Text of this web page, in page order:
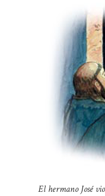
El hermano José